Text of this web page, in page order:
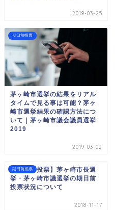
2019-03-25
期日前投票
茅ヶ崎市選挙の結果をリアル
タイムで見る事は可能？茅ヶ
崎市選挙結果の確認方法につ
いて｜茅ヶ崎市議会議員選挙
2019
2019-03-02
期日前投票
【期日前投票】茅ヶ崎市長選
挙・茅ヶ崎市議選挙の期日前
投票状況について
2018-11-17